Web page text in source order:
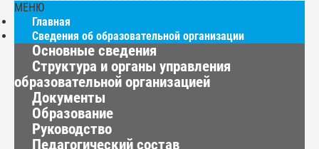
МЕНЮ
Главная
Сведения об образовательной организации
Основные сведения
Структура и органы управления
образовательной организацией
Документы
Образование
Руководство
Педагогический состав